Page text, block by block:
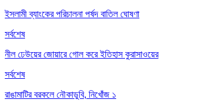
ইসলামী ব্যাংকের পরিচালনা পর্ষদ বাতিল ঘোষণা
সর্বশেষ
নীল ঢেউয়ের জোয়ারে গোল করে ইতিহাস কুরাসাওয়ের
সর্বশেষ
রাঙামাটির বরকলে নৌকাডুবি, নিখোঁজ ১